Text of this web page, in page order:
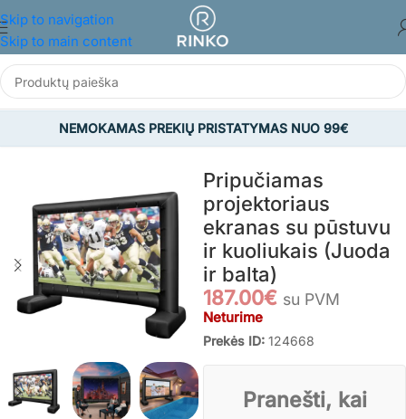
Skip to navigation
Skip to main content
NEMOKAMAS PREKIŲ PRISTATYMAS NUO 99€
BALDAI/Ofiso ir biuro baldai/Prezentaciniai stovai
Pripučiamas
projektoriaus
ekranas su pūstuvu
ir kuoliukais (Juoda
ir balta)
187.00€ su PVM
Neturime
Prekės ID: 124668
Pranešti, kai